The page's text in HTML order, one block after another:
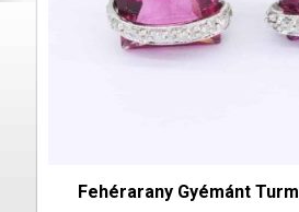
Fehérarany Gyémánt